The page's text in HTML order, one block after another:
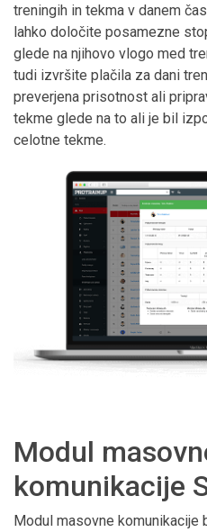
treningih in tekma v danem
lahko določite posamezne
glede na njihovo vlogo med
tudi izvršite plačila za dani
preverjena prisotnost ali
tekme glede na to ali je bil
celotne tekme.
Modul
komunikacije
Modul masovne komunikacije